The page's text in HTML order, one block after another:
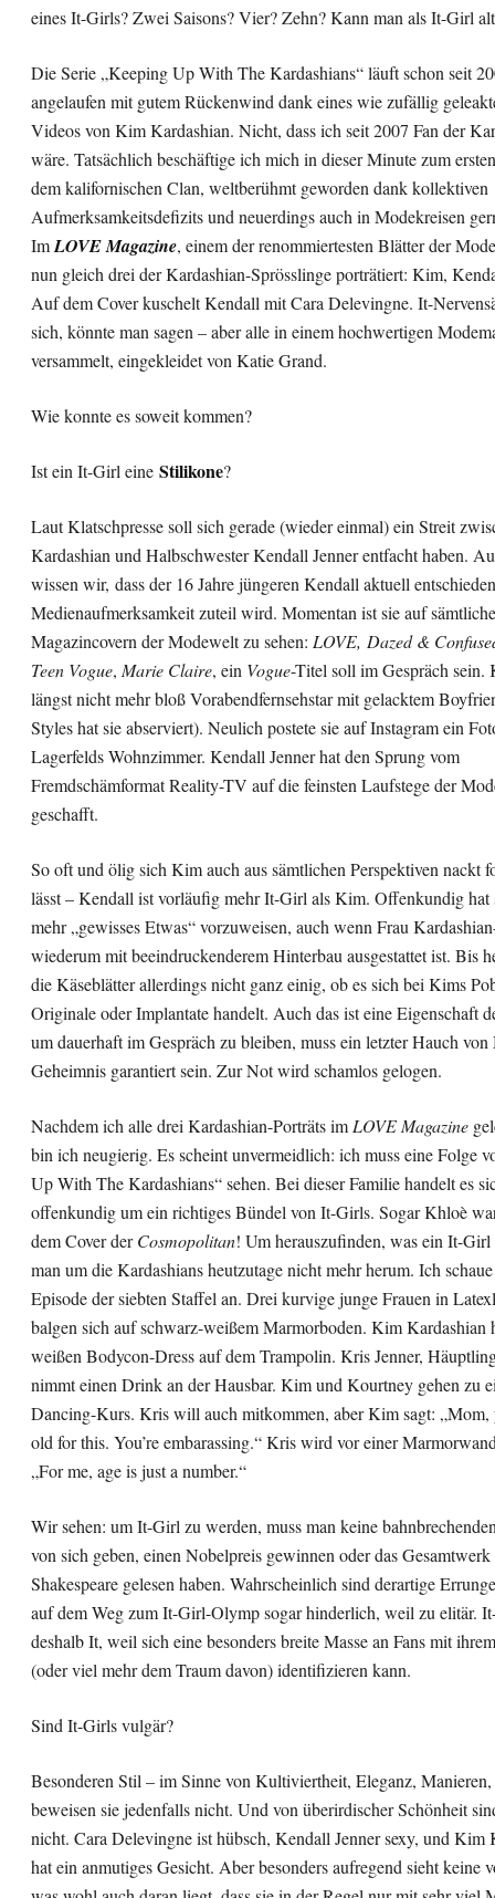
eines It-Girls? Zwei Saisons? Vier? Zehn? Kann man als It-Girl
Die Serie „Keeping Up With The Kardashians“ läuft schon seit
angelaufen mit gutem Rückenwind dank eines wie zufällig
Videos von Kim Kardashian. Nicht, dass ich seit 2007 Fan der
wäre. Tatsächlich beschäftige ich mich in dieser Minute zum
dem kalifornischen Clan, weltberühmt geworden dank kollektiven
Aufmerksamkeitsdefizits und neuerdings auch in Modekreisen
ImLOVE Magazine, einem der renommiertesten Blätter der
nun gleich drei der Kardashian-Sprösslinge porträtiert: Kim,
Auf dem Cover kuschelt Kendall mit Cara Delevingne. It-
sich, könnte man sagen – aber alle in einem hochwertigen
versammelt, eingekleidet von Katie Grand.
Wie konnte es soweit kommen?
Ist ein It-Girl eine Stilikone?
Laut Klatschpresse soll sich gerade (wieder einmal) ein Streit
Kardashian und Halbschwester Kendall Jenner entfacht haben.
wissen wir, dass der 16 Jahre jüngeren Kendall aktuell
Medienaufmerksamkeit zuteil wird. Momentan ist sie auf
Magazincovern der Modewelt zu sehen: LOVE, Dazed &
Teen Vogue, Marie Claire, ein Vogue-Titel soll im Gespräch sein.
längst nicht mehr bloß Vorabendfernsehstar mit gelacktem
Styles hat sie abserviert). Neulich postete sie auf Instagram ein
Lagerfelds Wohnzimmer. Kendall Jenner hat den Sprung vom
Fremdschämformat Reality-TV auf die feinsten Laufstege der
geschafft.
So oft und ölig sich Kim auch aus sämtlichen Perspektiven nackt
lässt – Kendall ist vorläufig mehr It-Girl als Kim. Offenkundig hat
mehr „gewisses Etwas“ vorzuweisen, auch wenn Frau
wiederum mit beeindruckenderem Hinterbau ausgestattet ist. Bis
die Käseblätter allerdings nicht ganz einig, ob es sich bei Kims
Originale oder Implantate handelt. Auch das ist eine Eigenschaft
um dauerhaft im Gespräch zu bleiben, muss ein letzter Hauch
Geheimnis garantiert sein. Zur Not wird schamlos gelogen.
Nachdem ich alle drei Kardashian-Porträts imLOVE Magazine
bin ich neugierig. Es scheint unvermeidlich: ich muss eine Folge
Up With The Kardashians“ sehen. Bei dieser Familie handelt es
offenkundig um ein richtiges Bündel von It-Girls. Sogar Khloè
dem Cover derCosmopolitan! Um herauszufinden, was ein It-
man um die Kardashians heutzutage nicht mehr herum. Ich
Episode der siebten Staffel an. Drei kurvige junge Frauen in
balgen sich auf schwarz-weißem Marmorboden. Kim Kardashian
weißen Bodycon-Dress auf dem Trampolin. Kris Jenner,
nimmt einen Drink an der Hausbar. Kim und Kourtney gehen zu
Dancing-Kurs. Kris will auch mitkommen, aber Kim sagt: „Mom,
old for this. You’re embarassing.“ Kris wird vor einer
„For me, age is just a number.“
Wir sehen: um It-Girl zu werden, muss man keine
von sich geben, einen Nobelpreis gewinnen oder das
Shakespeare gelesen haben. Wahrscheinlich sind derartige
auf dem Weg zum It-Girl-Olymp sogar hinderlich, weil zu elitär.
deshalb It, weil sich eine besonders breite Masse an Fans mit
(oder viel mehr dem Traum davon) identifizieren kann.
Sind It-Girls vulgär?
Besonderen Stil – im Sinne von Kultiviertheit, Eleganz,
beweisen sie jedenfalls nicht. Und von überirdischer Schönheit
nicht. Cara Delevingne ist hübsch, Kendall Jenner sexy, und Kim
hat ein anmutiges Gesicht. Aber besonders aufregend sieht keine